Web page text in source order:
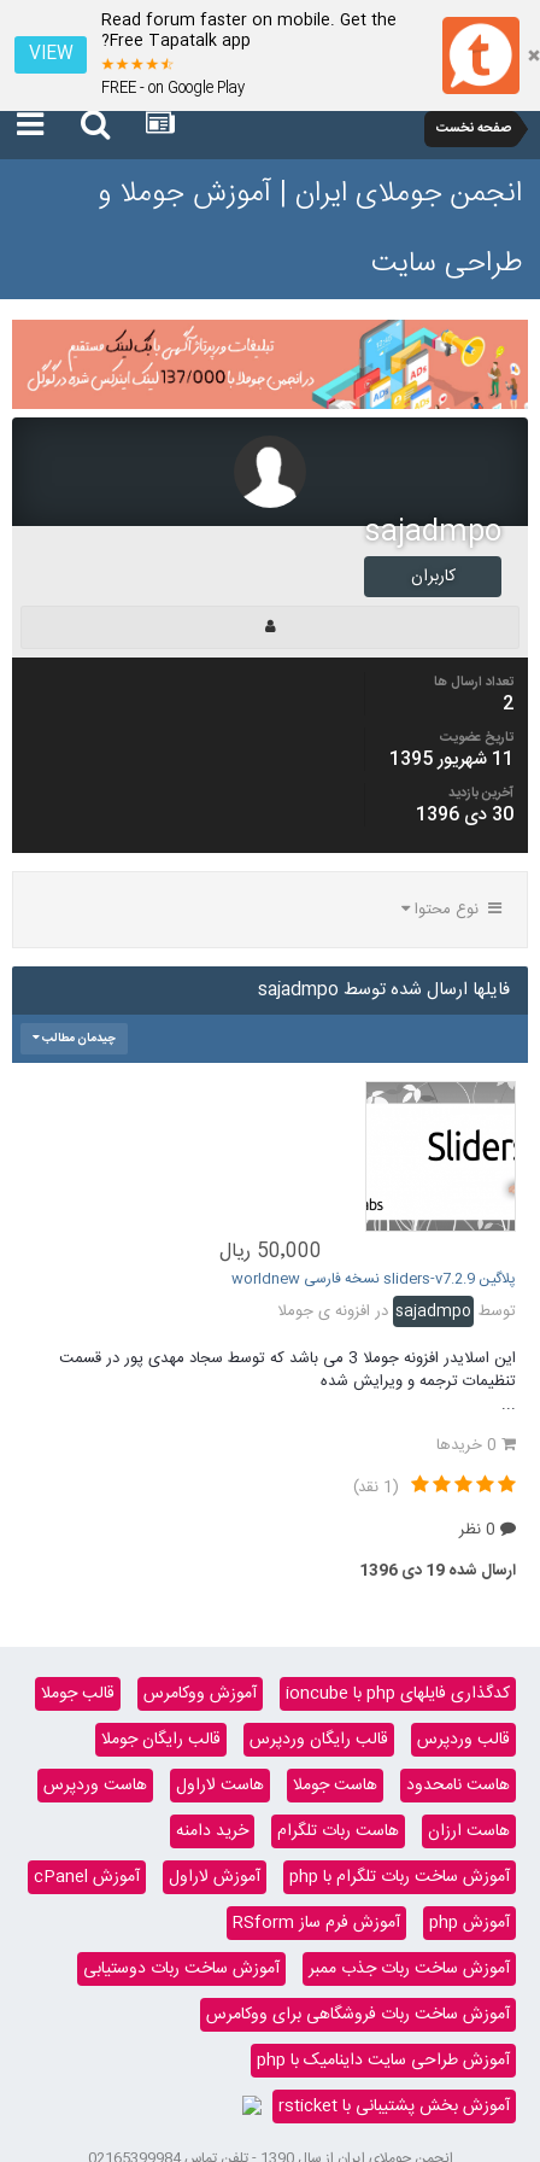
Read forum faster on mobile. Get the
Free Tapatalk app?
FREE - on Google Play
VIEW
صفحه نخست
انجمن جوملای ایران | آموزش جوملا و
طراحی سایت
sajadmpo
کاربران
تعداد ارسال ها
2
تاریخ عضویت
11 شهریور 1395
آخرین بازدید
30 دی 1396
نوع محتوا
فایلها ارسال شده توسط sajadmpo
چیدمان مطالب
50٬000 ریال
پلاگین sliders-v7.2.9 نسخه فارسی worldnew
توسط sajadmpo در افزونه ی جوملا
این اسلایدر افزونه جوملا 3 می باشد که توسط سجاد مهدی پور در قسمت
تنظیمات ترجمه و ویرایش شده
...
(1 نقد)
ارسال شده19 دی 1396
کدگذاری فایلهای php با ioncube آموزش ووکامرس
قالب جوملا
قالب وردپرس
قالب رایگان وردپرس
قالب رایگان جوملا
هاست نامحدود
هاست جوملا هاست لاراول
هاست وردپرس
هاست ارزان
هاست ربات تلگرام
خرید دامنه
آموزش ساخت ربات تلگرام با php
آموزش لاراول
آموزش cPanel
آموزش php
آموزش فرم ساز RSform
آموزش ساخت ربات جذب ممبر
آموزش ساخت ربات دوستیابی
آموزش ساخت ربات فروشگاهی برای ووکامرس
آموزش طراحی سایت داینامیک با php
آموزش بخش پشتیبانی با rsticket